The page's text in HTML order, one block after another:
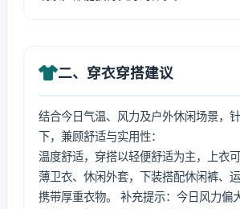
二、穿衣穿搭建议
结合今日气温、风力及户外休闲场景，
下，兼顾舒适与实用性：
温度舒适，穿搭以轻便舒适为主，上衣可
薄卫衣、休闲外套，下装搭配休闲裤、
携带厚重衣物。 补充提示：今日风力偏